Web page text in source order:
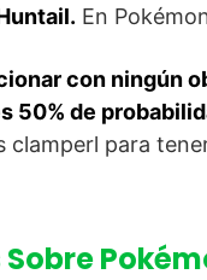
En
con ningún
50% de
para